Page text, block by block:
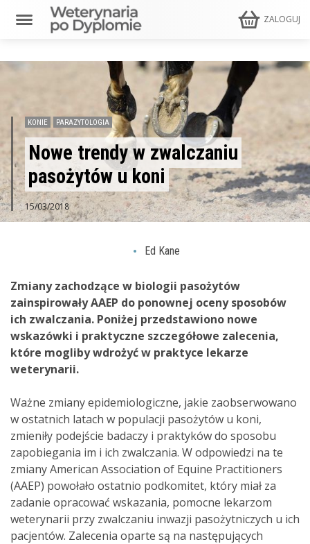
ZALOGUJ
KONIE PARAZYTOLOGIA
Nowe trendy w zwalczaniu
pasożytów u koni
15/03/2018
Ed Kane
Zmiany zachodzące w biologii pasożytów
zainspirowały AAEP do ponownej oceny sposobów
ich zwalczania. Poniżej przedstawiono nowe
wskazówki i praktyczne szczegółowe zalecenia,
które mogliby wdrożyć w praktyce lekarze
weterynarii.
Ważne zmiany epidemiologiczne, jakie zaobserwowano
w ostatnich latach w populacji pasożytów u koni,
zmieniły podejście badaczy i praktyków do sposobu
zapobiegania im i ich zwalczania. W odpowiedzi na te
zmiany American Association of Equine Practitioners
(AAEP) powołało ostatnio podkomitet, który miał za
zadanie opracować wskazania, pomocne lekarzom
weterynarii przy zwalczaniu inwazji pasożytniczych u ich
pacjentów. Zalecenia oparte są na następujących